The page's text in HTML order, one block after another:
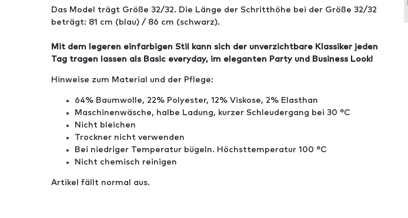
Das Model trägt Größe 32/32. Die Länge der Schritthöhe bei der Größe 32/32
beträgt: 81 cm (blau) / 86 cm (schwarz).
Mit dem legeren einfarbigen Stil kann sich der unverzichtbare Klassiker jeden
Tag tragen lassen als Basic everyday, im eleganten Party und Business Look!
Hinweise zum Material und der Pflege:
64% Baumwolle, 22% Polyester, 12% Viskose, 2% Elasthan
Maschinenwäsche, halbe Ladung, kurzer Schleudergang bei 30 °C
Nicht bleichen
Trockner nicht verwenden
Bei niedriger Temperatur bügeln. Höchsttemperatur 100 °C
Nicht chemisch reinigen
Artikel fällt normal aus.